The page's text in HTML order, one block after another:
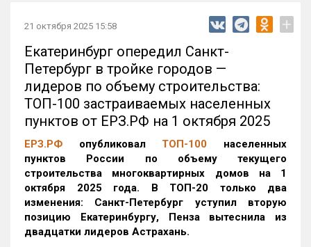
21 октября 2025 15:58 +
Екатеринбург опередил Санкт-
Петербург в тройке городов —
лидеров по объему строительства:
ТОП-100 застраиваемых населенных
пунктов от ЕРЗ.РФ на 1 октября 2025
ЕРЗ.РФ опубликовал ТОП-100 населенных
пунктов России по объему текущего
строительства многоквартирных домов на 1
октября 2025 года. В ТОП-20 только два
изменения: Санкт-Петербург уступил вторую
позицию Екатеринбургу, Пенза вытеснила из
двадцатки лидеров Астрахань.